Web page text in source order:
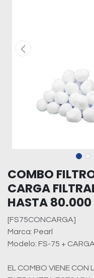
COMBO
CARGA
HASTA 80.000
[FS75CONCARGA]
Marca: Pearl
Modelo: FS-75 + CARGA
EL COMBO VIENE CON